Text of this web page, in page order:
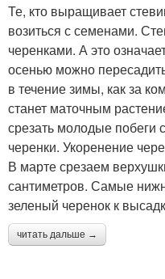
Те, кто выращивает
возиться с семенами.
черенками. А это
осенью можно
в течение зимы, как за
станет маточным
срезать молодые побеги
черенки. Укоренение
В марте срезаем
сантиметров. Самые
зеленый черенок к
читать дальше →